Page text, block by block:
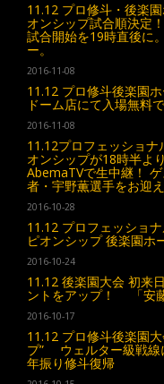
11.12 プロ修斗・後楽
オンシップ試合順決定
試合開始を19時直後に
ー。
2016-11-08
11.12 プロ修斗後楽園
ドーム店にて入場無料
2016-11-08
11.12プロフェッショ
オンシップが18時半よ
AbemaTVで生中継！
者・宇野薫選手をお迎
2016-10-28
11.12 プロフェッショ
ピオンシップ 後楽園ホ
2016-10-24
11.12 後楽園大会 初来
ントをアップ！ 「安
2016-10-17
11.12 プロ修斗後楽園
プ” ウェルター級戦線
年振り修斗復帰